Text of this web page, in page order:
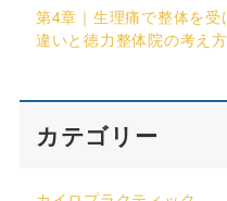
第4章｜生理痛で整体を
違いと徳力整体院の考え方
カテゴリー